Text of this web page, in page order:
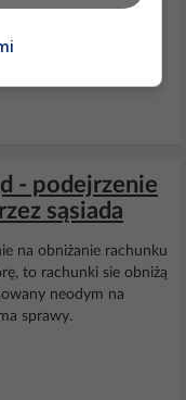
- podejrzenie
sąsiada
na obniżanie rachunku
to rachunki sie obniżą
neodym na
sprawy.